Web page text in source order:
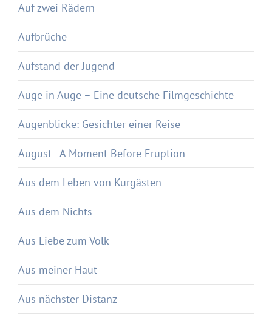
Auf zwei Rädern
Aufbrüche
Aufstand der Jugend
Auge in Auge – Eine deutsche Filmgeschichte
Augenblicke: Gesichter einer Reise
August - A Moment Before Eruption
Aus dem Leben von Kurgästen
Aus dem Nichts
Aus Liebe zum Volk
Aus meiner Haut
Aus nächster Distanz